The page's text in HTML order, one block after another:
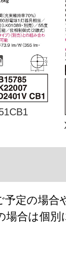
定の場合
場合は個別